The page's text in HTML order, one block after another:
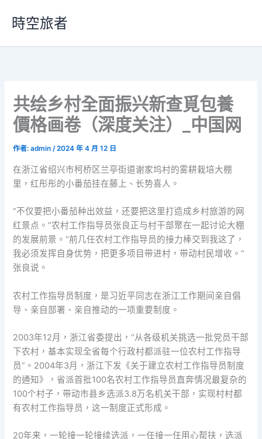
要
時空旅者
共绘乡村全面振兴新查覓包養
價格画卷（深度关注）_中国网
作者:admin/2024 年 4 月 12 日
在浙江省绍兴市柯桥区兰亭街道谢家坞村的雾耕栽培大棚
里，红彤彤的小番茄挂在藤上、长势喜人。
“不仅要把小番茄种出效益，还要把这里打造成乡村旅游的网
红景点。”农村工作指导员张良正与村干部聚在一起讨论大棚
的发展前景。“前几任农村工作指导员的接力棒交到我这了，
我必须发挥自身优势，把更多项目带进村，带动村民增收。”
张良说。
农村工作指导员制度，是习近平同志在浙江工作期间亲自倡
导、亲自部署、亲自推动的一项重要制度。
2003年12月，浙江省委提出，“从各级机关挑选一批党员干部
下农村，基本实现全省每个行政村都派驻一位农村工作指导
员”。2004年3月，浙江下发《关于建立农村工作指导员制度
的通知》，省派首批100名农村工作指导员直奔情况最复杂的
100个村子，带动市县乡选派3.8万名机关干部，实现村村都
有农村工作指导员，这一制度正式形成。
20年来，一轮接一轮接续选派，一任接一任用心帮扶，选派